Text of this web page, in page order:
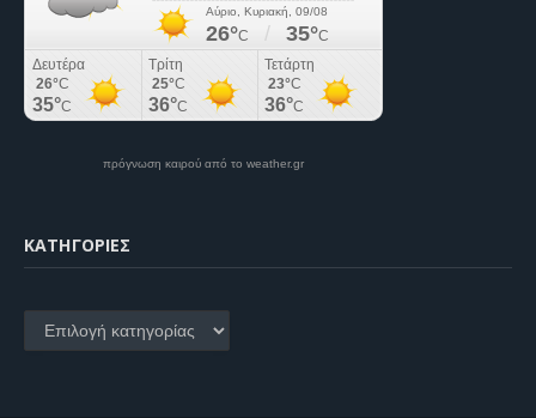
πρόγνωση καιρού από το weather.gr
KΑΤΗΓΟΡΊΕΣ
Kατηγορίες